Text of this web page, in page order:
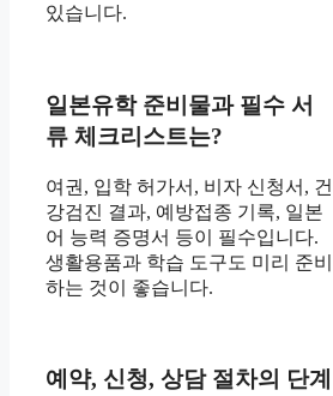
있습니다.
일본유학 준비물과 필수 서
류 체크리스트는?
여권, 입학 허가서, 비자 신청서, 건
강검진 결과, 예방접종 기록, 일본
어 능력 증명서 등이 필수입니다.
생활용품과 학습 도구도 미리 준비
하는 것이 좋습니다.
예약, 신청, 상담 절차의 단계